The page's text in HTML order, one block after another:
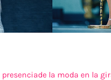
presenciade la moda en la